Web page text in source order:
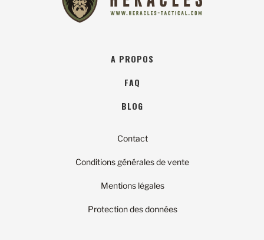
A PROPOS
FAQ
BLOG
Contact
Conditions générales de vente
Mentions légales
Protection des données